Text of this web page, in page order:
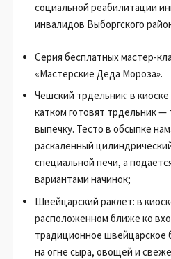
социальной реабилитации
инвалидов Выборгского
Серия бесплатных мастер-
«Мастерские Деда Мороза».
Чешский трдельник: в
катком готовят трдельник
выпечку. Тесто в обсыпке
раскаленный
специальной печи, а
вариантами начинок;
Швейцарский раклет: в
расположенном ближе ко
традиционное швейцарское
на огне сыра, овощей и